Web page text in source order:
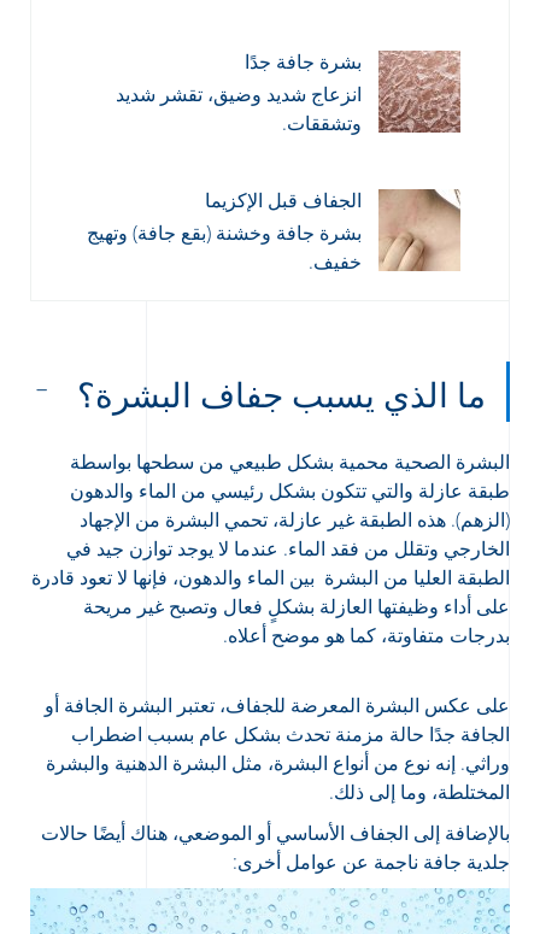
بشرة جافة جدًا
انزعاج شديد وضيق، تقشر شديد
وتشققات.
الجفاف قبل الإكزيما
بشرة جافة وخشنة (بقع جافة) وتهيج
خفيف.
ما الذي يسبب جفاف البشرة؟
البشرة الصحية محمية بشكل طبيعي من سطحها بواسطة
طبقة عازلة والتي تتكون بشكل رئيسي من الماء والدهون
(الزهم). هذه الطبقة غير عازلة، تحمي البشرة من الإجهاد
الخارجي وتقلل من فقد الماء. عندما لا يوجد توازن جيد في
الطبقة العليا من البشرة بين الماء والدهون، فإنها لا تعود قادرة
على أداء وظيفتها العازلة بشكلٍ فعال وتصبح غير مريحة
بدرجات متفاوتة، كما هو موضح أعلاه.
على عكس البشرة المعرضة للجفاف، تعتبر البشرة الجافة أو
الجافة جدًا حالة مزمنة تحدث بشكل عام بسبب اضطراب
وراثي. إنه نوع من أنواع البشرة، مثل البشرة الدهنية والبشرة
المختلطة، وما إلى ذلك.
بالإضافة إلى الجفاف الأساسي أو الموضعي، هناك أيضًا حالات
جلدية جافة ناجمة عن عوامل أخرى: